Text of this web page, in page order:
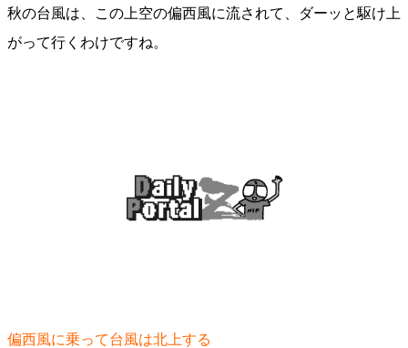
秋の台風は、この上空の偏西風に流されて、ダーッと駆け上
がって行くわけですね。
偏西風に乗って台風は北上する